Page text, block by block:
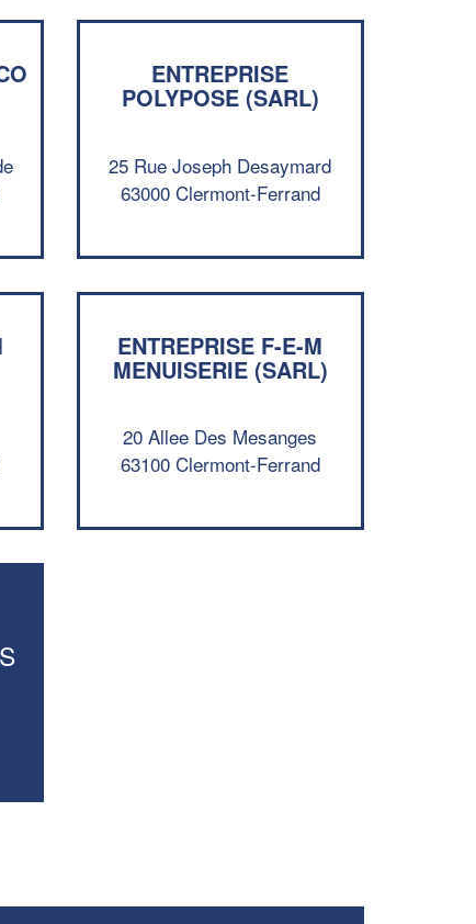
ENTREPRISE
POLYPOSE (SARL)
25 Rue Joseph Desaymard
63000 Clermont-Ferrand
ENTREPRISE F-E-M
MENUISERIE (SARL)
20 Allee Des Mesanges
63100 Clermont-Ferrand
✕
professionnel ?
!